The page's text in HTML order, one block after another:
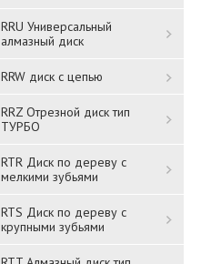
RRU Универсальный
алмазный диск
RRW диск с цепью
RRZ Отрезной диск тип
ТУРБО
RTR Диск по дереву с
мелкими зубьями
RTS Диск по дереву с
крупными зубьями